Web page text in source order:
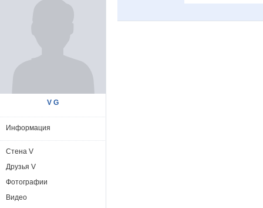
V G
Информация
Стена V
Друзья V
Фотографии
Видео